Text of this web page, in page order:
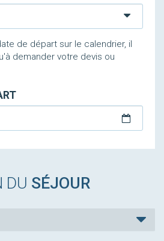
de départ sur le calendrier, il
demander votre devis ou
DU SÉJOUR